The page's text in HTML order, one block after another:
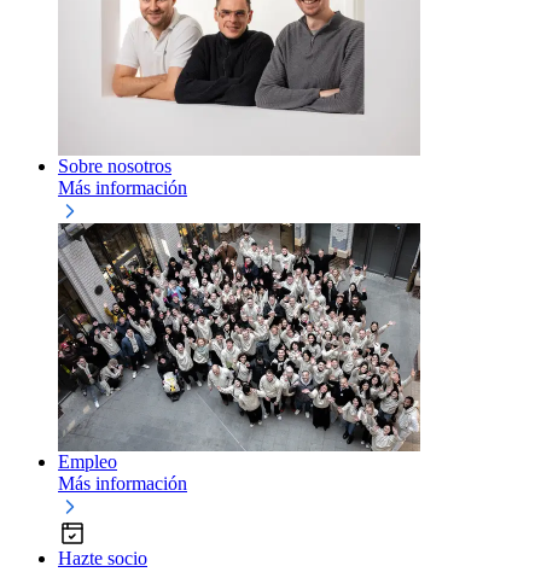
Sobre nosotros
Más información
Empleo
Más información
Hazte socio